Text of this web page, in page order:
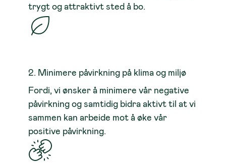
trygt og attraktivt sted å bo.
2. Minimere påvirkning på klima og miljø
Fordi, vi ønsker å minimere vår negative
påvirkning og samtidig bidra aktivt til at vi
sammen kan arbeide mot å øke vår
positive påvirkning.